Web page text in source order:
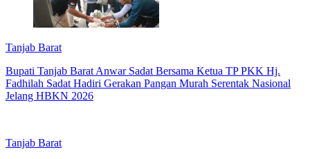
Tanjab Barat
Bupati Tanjab Barat Anwar Sadat Bersama Ketua TP PKK Hj.
Fadhilah Sadat Hadiri Gerakan Pangan Murah Serentak Nasional
Jelang HBKN 2026
Tanjab Barat